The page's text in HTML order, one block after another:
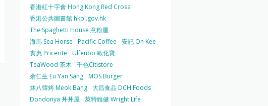
香港紅十字會 Hong Kong Red Cross
香港公共圖書館 hkpl.gov.hk
The Spaghetti House 意粉屋
海馬 Sea Horse
Pacific Coffee
安記 On Kee
實惠 Pricerite
Ulfenbo 歐化寶
TeaWood 茶木 千色Citistore
余仁生 Eu Yan Sang MOS Burger
炑八韓烤 Meok Bang 大昌食品 DCH Foods
Dondonya 丼丼屋
萊特維健 Wright Life